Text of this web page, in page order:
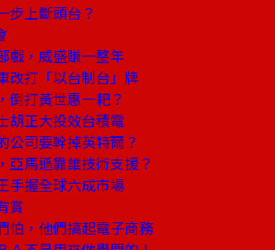
步上斷頭台？
戲，威盛賺一整年
改打「以台制台」牌
倒打黃世惠一耙？
胡正大投效台積電
公司要幹掉英特爾？
亞馬遜靠誰技術支援？
手握全球六成市場
賞
怕，他們搞起電子商務